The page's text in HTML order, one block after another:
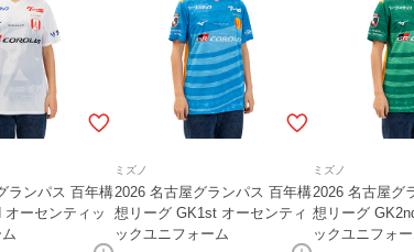
ランパス 百年構
オーセンティッ
ミズノ
2026 名古屋グランパス 百年構
想リーグ GK1st オーセンティ
ックユニフォーム
ミズノ
2026 名古屋グ
想リーグ
ックユニフォ